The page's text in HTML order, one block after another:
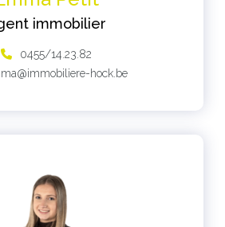
immobilier
0455/14.23.82
hock.be